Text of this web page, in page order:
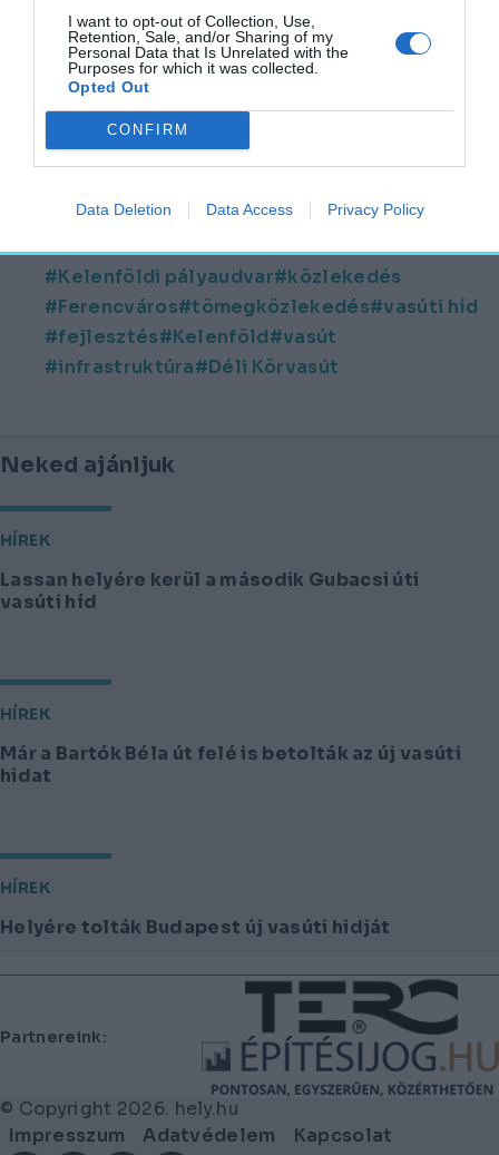
I want to opt-out of Collection, Use,
Retention, Sale, and/or Sharing of my
Personal Data that Is Unrelated with the
Purposes for which it was collected.
Opted Out
CONFIRM
Data Deletion Data Access Privacy Policy
vasúti hidját
Áprilisban a Déli Körvasút fejlesztése
újabb mérföldkőhöz érkezett.
vasúti közlekedés vonat
Kelenföldi pályaudvar
közlekedés
Ferencváros
tömegközlekedés
vasúti híd
fejlesztés
Kelenföld
vasút
infrastruktúra
Déli Körvasút
Neked ajánljuk
HÍREK
Lassan helyére kerül a második Gubacsi úti
vasúti híd
HÍREK
Már a Bartók Béla út felé is betolták az új vasúti
hidat
HÍREK
Helyére tolták Budapest új vasúti hidját
Lábléc
Partnereink:
© Copyright 2026. hely.hu
Lábléc
Impresszum Adatvédelem
Kapcsolat